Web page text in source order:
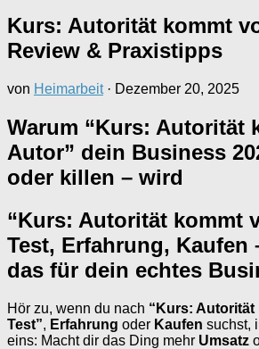
Kurs: Autorität kommt
Review & Praxistipps
von Heimarbeit · Dezember 20, 2025
Warum “Kurs: Autorität
Autor” dein Business
oder killen – wird
“Kurs: Autorität kommt
Test, Erfahrung, Kaufen
das für dein echtes
Hör zu, wenn du nach “Kurs:
Test”, Erfahrung oder Kaufen suchst,
eins: Macht dir das Ding mehr Umsatz